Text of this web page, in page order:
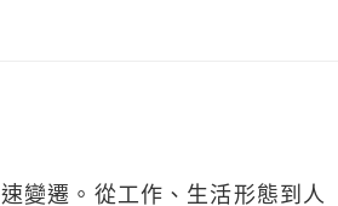
變遷。從工作、生活形態到人